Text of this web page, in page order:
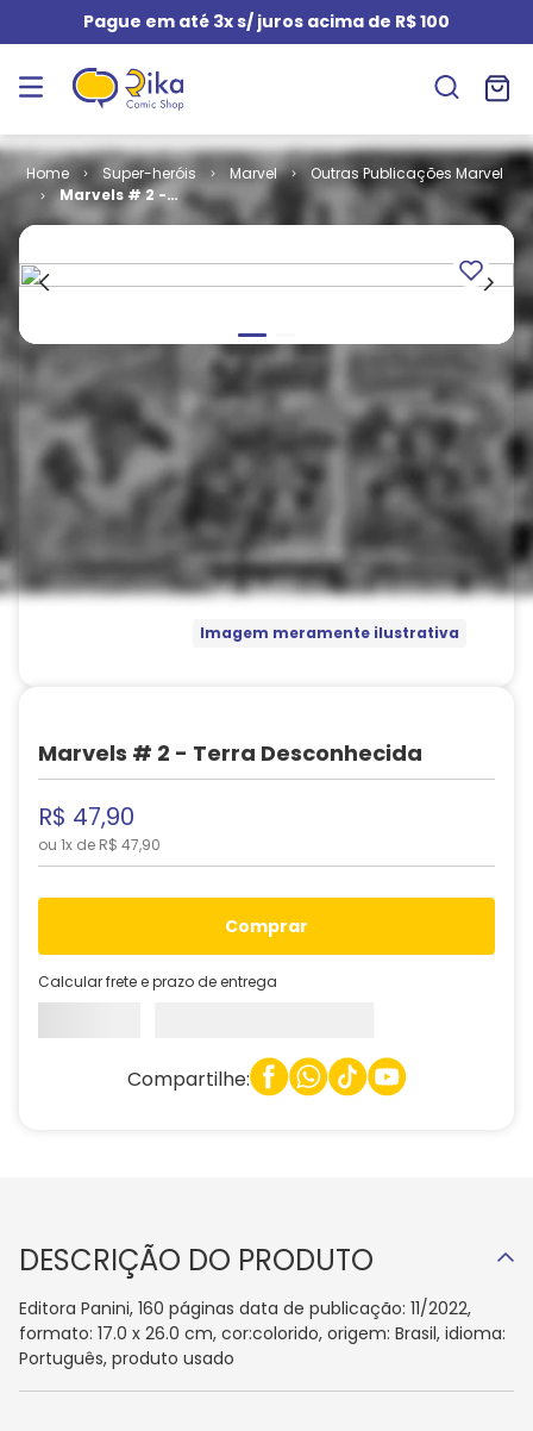
Pague em até 3x s/ juros acima de R$ 100
Super-heróis Marvel
Outras Publicações Marvel
Marvels # 2 -
Terra
Imagem meramente ilustrativa
Marvels # 2 - Terra Desconhecida
R$ 47,90
ou 1x de R$ 47,90
comprar
Calcular frete e prazo de entrega
Compartilhe:
DESCRIÇÃO DO PRODUTO
Editora Panini, 160 páginas data de publicação: 11/2022,
formato: 17.0 x 26.0 cm, cor:colorido, origem: Brasil, idioma:
Português, produto usado